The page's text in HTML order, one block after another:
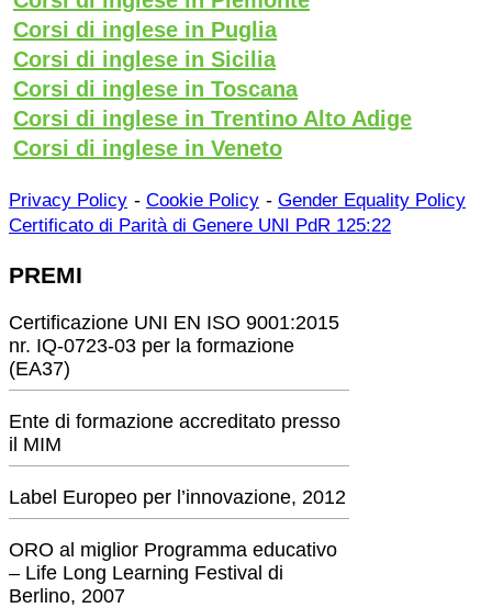
Corsi di inglese in Puglia
Corsi di inglese in Sicilia
Corsi di inglese in Toscana
Corsi di inglese in Trentino Alto Adige
Corsi di inglese in Veneto
Privacy Policy - Cookie Policy - Gender Equality Policy
Certificato di Parità di Genere UNI PdR 125:22
PREMI
Certificazione UNI EN ISO 9001:2015
nr. IQ-0723-03 per la formazione
(EA37)
Ente di formazione accreditato presso
il MIM
Label Europeo per l’innovazione, 2012
ORO al miglior Programma educativo
– Life Long Learning Festival di
Berlino, 2007